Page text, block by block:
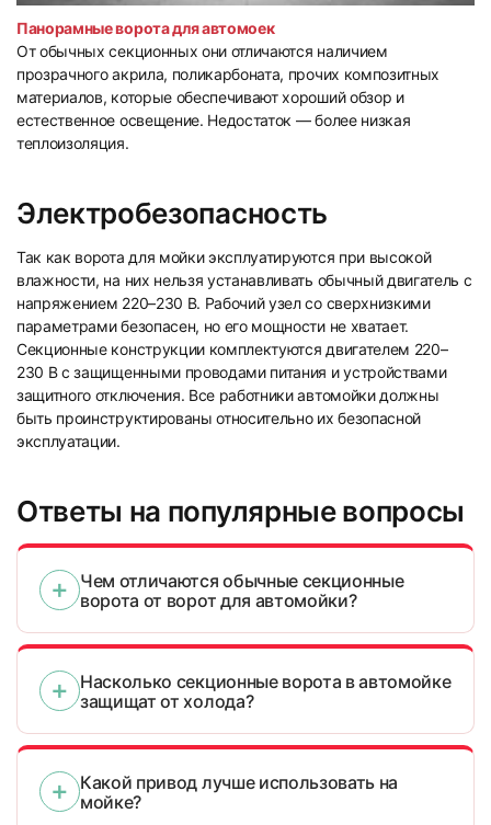
Панорамные ворота для автомоек
От обычных секционных они отличаются наличием
прозрачного акрила, поликарбоната, прочих композитных
материалов, которые обеспечивают хороший обзор и
естественное освещение. Недостаток — более низкая
теплоизоляция.
Электробезопасность
Так как ворота для мойки эксплуатируются при высокой
влажности, на них нельзя устанавливать обычный двигатель с
напряжением 220–230 В. Рабочий узел со сверхнизкими
параметрами безопасен, но его мощности не хватает.
Секционные конструкции комплектуются двигателем 220–
230 В с защищенными проводами питания и устройствами
защитного отключения. Все работники автомойки должны
быть проинструктированы относительно их безопасной
эксплуатации.
Ответы на популярные вопросы
Чем отличаются обычные секционные
ворота от ворот для автомойки?
Насколько секционные ворота в автомойке
защищат от холода?
Какой привод лучше использовать на
мойке?